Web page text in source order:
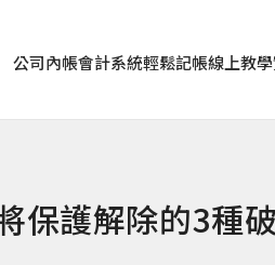
公司內帳會計系統輕鬆記帳線上教學
保護解除的3種